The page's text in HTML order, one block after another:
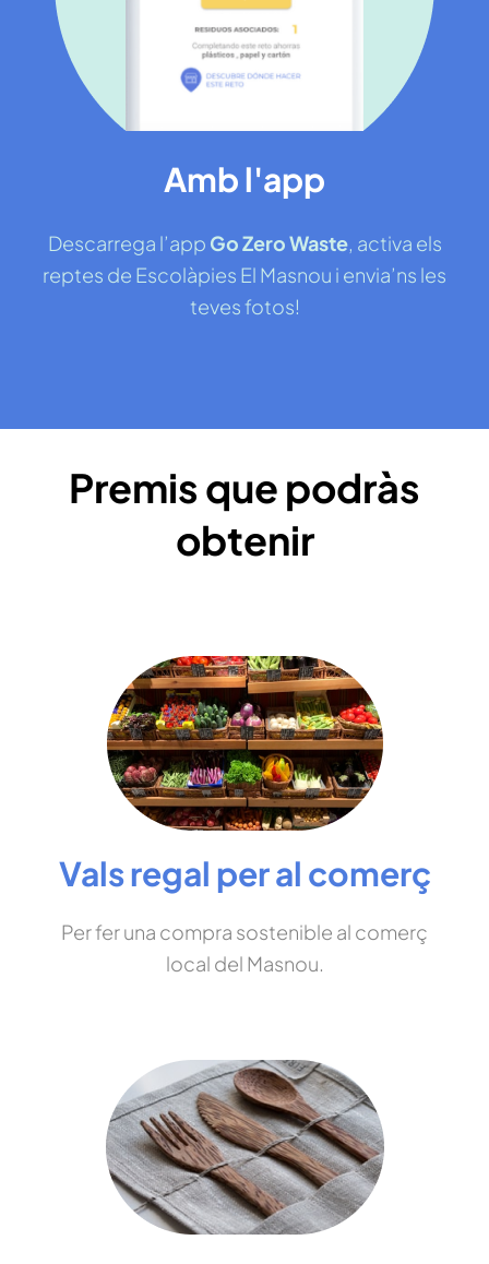
Amb l'app
Descarrega l’app Go Zero Waste, activa els
reptes de Escolàpies El Masnou i envia’ns les
teves fotos!
Premis que podràs
obtenir
Vals regal per al comerç
Per fer una compra sostenible al comerç
local del Masnou.